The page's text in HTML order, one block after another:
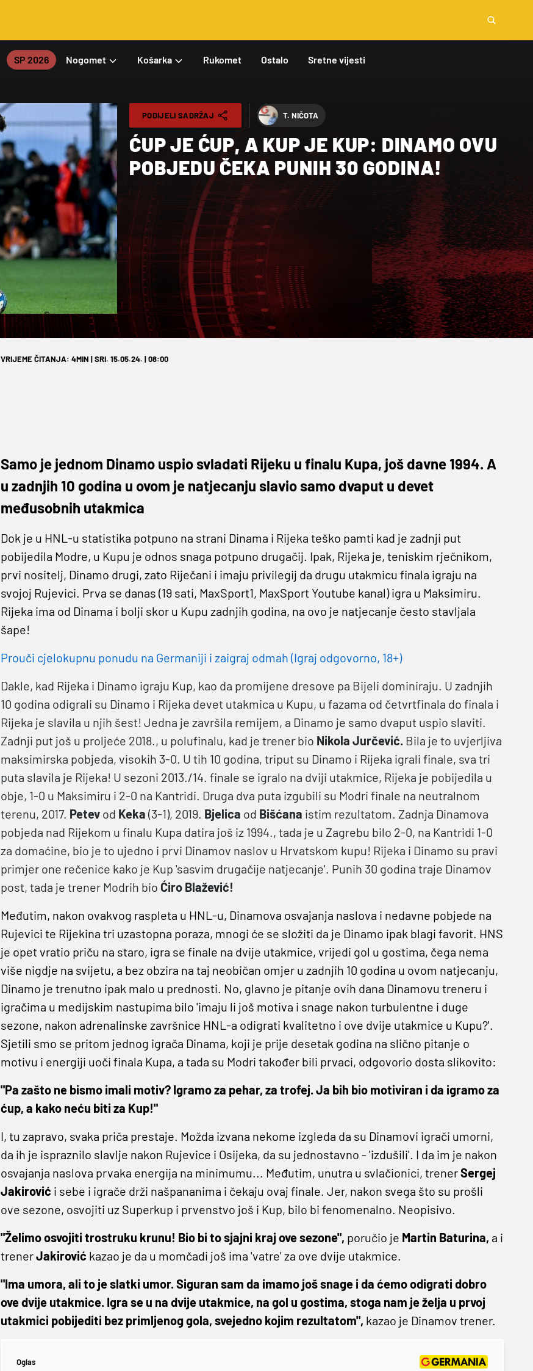
SP 2026 Nogomet Košarka Rukomet Ostalo Sretne vijesti
PODIJELI SADRŽAJ T. NIČOTA
ĆUP JE ĆUP, A KUP JE KUP: DINAMO OVU
POBJEDU ČEKA PUNIH 30 GODINA!
VRIJEME ČITANJA: 4MIN | SRI. 15.05.24. | 08:00
Samo je jednom Dinamo uspio svladati Rijeku u finalu Kupa, još davne 1994. A
u zadnjih 10 godina u ovom je natjecanju slavio samo dvaput u devet
međusobnih utakmica
Dok je u HNL-u statistika potpuno na strani Dinama i Rijeka teško pamti kad je zadnji put
pobijedila Modre, u Kupu je odnos snaga potpuno drugačij. Ipak, Rijeka je, teniskim rječnikom,
prvi nositelj, Dinamo drugi, zato Riječani i imaju privilegij da drugu utakmicu finala igraju na
svojoj Rujevici. Prva se danas (19 sati, MaxSport1, MaxSport Youtube kanal) igra u Maksimiru.
Rijeka ima od Dinama i bolji skor u Kupu zadnjih godina, na ovo je natjecanje često stavljala
šape!
Prouči cjelokupnu ponudu na Germaniji i zaigraj odmah (Igraj odgovorno, 18+)
Dakle, kad Rijeka i Dinamo igraju Kup, kao da promijene dresove pa Bijeli dominiraju. U zadnjih
10 godina odigrali su Dinamo i Rijeka devet utakmica u Kupu, u fazama od četvrtfinala do finala i
Rijeka je slavila u njih šest! Jedna je završila remijem, a Dinamo je samo dvaput uspio slaviti.
Zadnji put još u proljeće 2018., u polufinalu, kad je trener bio Nikola Jurčević.Bila je to uvjerljiva
maksimirska pobjeda, visokih 3-0. U tih 10 godina, triput su Dinamo i Rijeka igrali finale, sva tri
puta slavila je Rijeka! U sezoni 2013./14. finale se igralo na dviji utakmice, Rijeka je pobijedila u
obje, 1-0 u Maksimiru i 2-0 na Kantridi. Druga dva puta izgubili su Modri finale na neutralnom
terenu, 2017. Petev od Keka (3-1), 2019. Bjelica od Bišćana istim rezultatom. Zadnja Dinamova
pobjeda nad Rijekom u finalu Kupa datira još iz 1994., tada je u Zagrebu bilo 2-0, na Kantridi 1-0
za domaćine, bio je to ujedno i prvi Dinamov naslov u Hrvatskom kupu! Rijeka i Dinamo su pravi
primjer one rečenice kako je Kup 'sasvim drugačije natjecanje'. Punih 30 godina traje Dinamov
post, tada je trener Modrih bio Ćiro Blažević!
Međutim, nakon ovakvog raspleta u HNL-u, Dinamova osvajanja naslova i nedavne pobjede na
Rujevici te Rijekina tri uzastopna poraza, mnogi će se složiti da je Dinamo ipak blagi favorit. HNS
je opet vratio priču na staro, igra se finale na dvije utakmice, vrijedi gol u gostima, čega nema
više nigdje na svijetu, a bez obzira na taj neobičan omjer u zadnjih 10 godina u ovom natjecanju,
Dinamo je trenutno ipak malo u prednosti. No, glavno je pitanje ovih dana Dinamovu treneru i
igračima u medijskim nastupima bilo 'imaju li još motiva i snage nakon turbulentne i duge
sezone, nakon adrenalinske završnice HNL-a odigrati kvalitetno i ove dvije utakmice u Kupu?'.
Sjetili smo se pritom jednog igrača Dinama, koji je prije desetak godina na slično pitanje o
motivu i energiji uoči finala Kupa, a tada su Modri također bili prvaci, odgovorio dosta slikovito:
"Pa zašto ne bismo imali motiv? Igramo za pehar, za trofej. Ja bih bio motiviran i da igramo za
ćup, a kako neću biti za Kup!"
I, tu zapravo, svaka priča prestaje. Možda izvana nekome izgleda da su Dinamovi igrači umorni,
da ih je ispraznilo slavlje nakon Rujevice i Osijeka, da su jednostavno - 'izdušili'. I da im je nakon
osvajanja naslova prvaka energija na minimumu... Međutim, unutra u svlačionici, trenerSergej
Jakirović i sebe i igrače drži našpananima i čekaju ovaj finale. Jer, nakon svega što su prošli
ove sezone, osvojiti uz Superkup i prvenstvo još i Kup, bilo bi fenomenalno. Neopisivo.
"Želimo osvojiti trostruku krunu! Bio bi to sjajni kraj ove sezone", poručio je Martin Baturina, a i
trenerJakirović kazao je da u momčadi još ima 'vatre' za ove dvije utakmice.
"Ima umora, ali to je slatki umor. Siguran sam da imamo još snage i da ćemo odigrati dobro
ove dvije utakmice. Igra se u na dvije utakmice, na gol u gostima, stoga nam je želja u prvoj
utakmici pobijediti bez primljenog gola, svejedno kojim rezultatom", kazao je Dinamov trener.
Oglas